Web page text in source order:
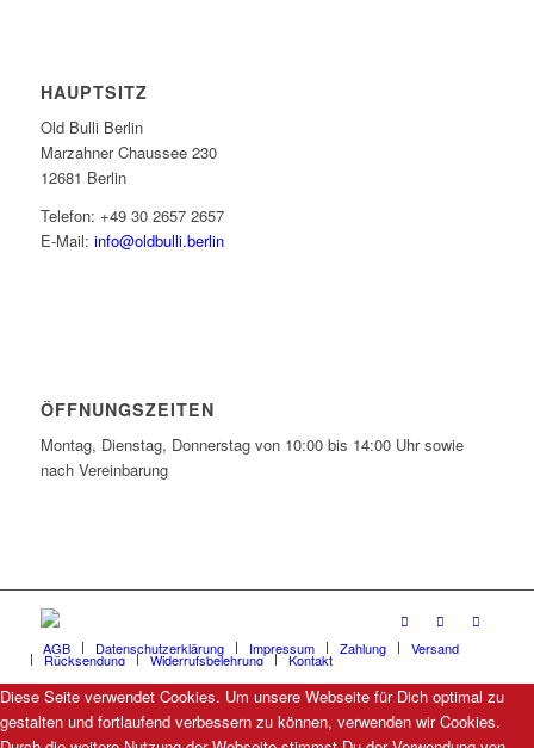
HAUPTSITZ
Old Bulli Berlin
Marzahner Chaussee 230
12681 Berlin
Telefon: +49 30 2657 2657
E-Mail: info@oldbulli.berlin
ÖFFNUNGSZEITEN
Montag, Dienstag, Donnerstag von 10:00 bis 14:00 Uhr sowie
nach Vereinbarung
AGB Datenschutzerklärung Impressum Zahlung Versand
Rücksendung Widerrufsbelehrung Kontakt
Diese Seite verwendet Cookies. Um unsere Webseite für Dich optimal zu
gestalten und fortlaufend verbessern zu können, verwenden wir Cookies.